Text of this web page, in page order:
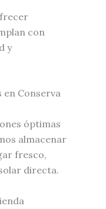
con
y
en Conserva
óptimas
almacenar
fresco,
directa.